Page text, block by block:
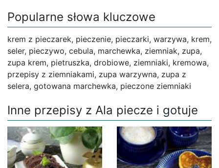
Popularne słowa kluczowe
krem z pieczarek, pieczenie, pieczarki, warzywa, krem,
seler, pieczywo, cebula, marchewka, ziemniak, zupa,
zupa krem, pietruszka, drobiowe, ziemniaki, kremowa,
przepisy z ziemniakami, zupa warzywna, zupa z
selera, gotowana marchewka, pieczone ziemniaki
Inne przepisy z Ala piecze i gotuje